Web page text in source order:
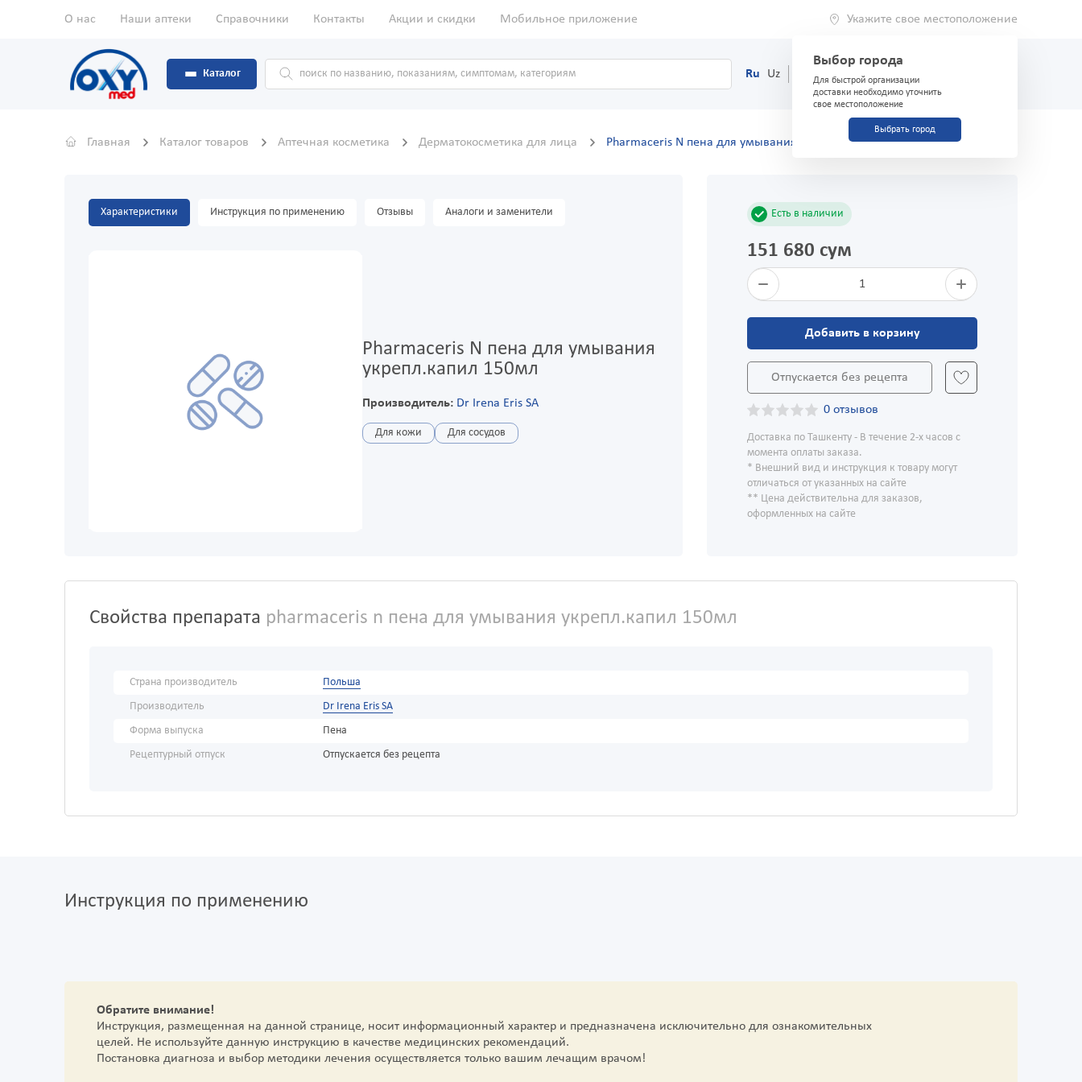
О нас Наши аптеки Справочники Контакты Акции и скидки Мобильное приложение Укажите свое местоположение
Выбор города
Для быстрой организации
доставки необходимо уточнить
свое местоположение
Выбрать город
Каталог Ru Uz (71) 200-03-03
Главная Каталог товаров Аптечная косметика Дерматокосметика для лица Pharmaceris N пена для умывания укрепл.капил 150мл
Характеристики Инструкция по применению Отзывы Аналоги и заменители
Pharmaceris N пена для умывания
укрепл.капил 150мл
Производитель: Dr Irena Eris SA
Для кожи Для сосудов
Есть в наличии
151 680 сум
1
Добавить в корзину
Отпускается без рецепта
0 отзывов
Доставка по Ташкенту - В течение 2-х часов с
момента оплаты заказа.
* Внешний вид и инструкция к товару могут
отличаться от указанных на сайте
** Цена действительна для заказов,
оформленных на сайте
Свойства препарата pharmaceris n пена для умывания укрепл.капил 150мл
Страна производитель
Польша
Производитель
Dr Irena Eris SA
Форма выпуска
Пена
Рецептурный отпуск
Отпускается без рецепта
Инструкция по применению
Обратите внимание!
Инструкция, размещенная на данной странице, носит информационный характер и предназначена исключительно для ознакомительных
целей. Не используйте данную инструкцию в качестве медицинских рекомендаций.
Постановка диагноза и выбор методики лечения осуществляется только вашим лечащим врачом!